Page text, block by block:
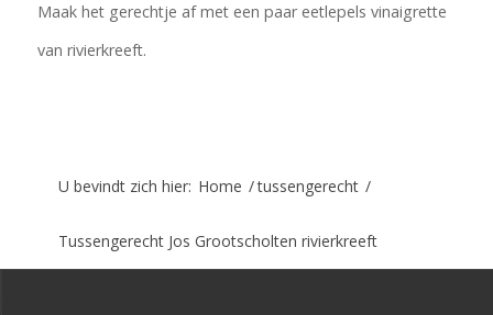
Maak het gerechtje af met een paar eetlepels vinaigrette
van rivierkreeft.
U bevindt zich hier: Home /tussengerecht /
Tussengerecht Jos Grootscholten rivierkreeft